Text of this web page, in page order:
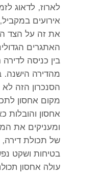
לארוז, לדאוג
אירועים במקביל,
את זה על הצד
האתגרים
בין כניסה
מהדירה הישנה.
הסנכרון הזה לא
מקום אחסון
אחסון והובלות
ומעניקים את
של תכולת דירה,
בטיחות ושקט
עולה אחסון